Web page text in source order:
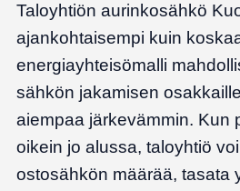
Taloyhtiön aurinkosähkö
ajankohtaisempi kuin
energiayhteisömalli
sähkön jakamisen
aiempaa järkevämmin. Kun
oikein jo alussa, taloyhtiö
ostosähkön määrää, tasata